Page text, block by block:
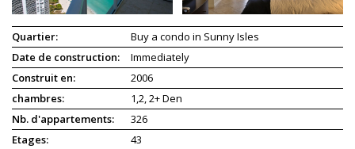
Quartier:
Buy a condo in Sunny Isles
Date de construction:
Immediately
Construit en:
2006
chambres:
1,2, 2+ Den
Nb. d'appartements:
326
Etages:
43